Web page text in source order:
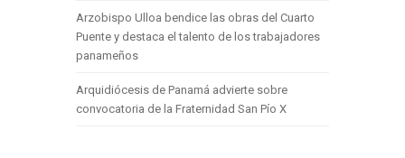
Arzobispo Ulloa bendice las obras del Cuarto
Puente y destaca el talento de los trabajadores
panameños
Arquidiócesis de Panamá advierte sobre
convocatoria de la Fraternidad San Pío X